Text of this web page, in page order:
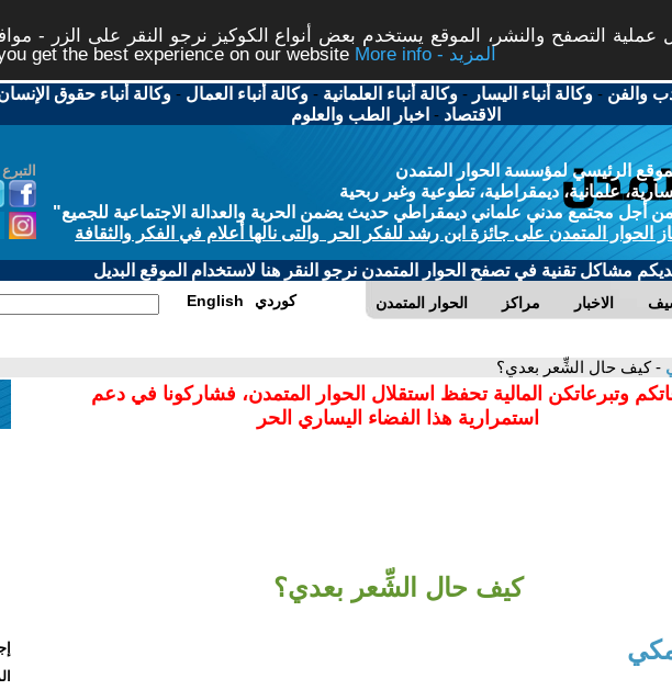
التصفح والنشر، الموقع يستخدم بعض أنواع الكوكيز نرجو النقر على الزر -
get the best experience on our website
More info - المزيد
والفن -وكالة أنباء اليسار -وكالة أنباء العلمانية -وكالة أنباء العمال -وكالة أنباء حقوق
الاقتصاد - اخبار الطب والعلوم
الرئيسي لمؤسسة الحوار المتمدن
علمانية، ديمقراطية، تطوعية وغير ربحية
أجل مجتمع مدني علماني ديمقراطي حديث يضمن الحرية والعدالة الاجتماعية للجميع"
الحوار المتمدن على جائزة ابن رشد للفكر الحر والتى نالها أعلام في الفكر والثقافة
لديكم مشاكل تقنية في تصفح الحوار المتمدن نرجو النقر هنا لاستخدام الموقع البديل
الحوار المتمدن مراكز الاخبار English كوردي
- كيف حال الشِّعر بعدي؟
وتبرعاتكن المالية تحفظ استقلال الحوار المتمدن، فشاركونا في دعم
استمرارية هذا الفضاء اليساري الحر
كيف حال الشِّعر بعدي؟